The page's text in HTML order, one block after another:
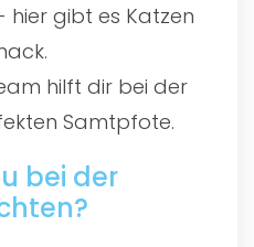
gibt es Katzen
hilft dir bei der
Samtpfote.
bei der